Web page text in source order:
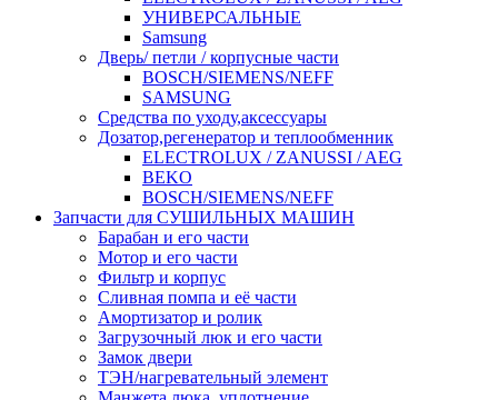
УНИВЕРСАЛЬНЫЕ
Samsung
Дверь/ петли / корпусные части
BOSCH/SIEMENS/NEFF
SAMSUNG
Средства по уходу,аксессуары
Дозатор,регенератор и теплообменник
ELECTROLUX / ZANUSSI / AEG
BEKO
BOSCH/SIEMENS/NEFF
Запчасти для СУШИЛЬНЫХ МАШИН
Барабан и его части
Мотор и его части
Фильтр и корпус
Сливная помпа и её части
Амортизатор и ролик
Загрузочный люк и его части
Замок двери
ТЭН/нагревательный элемент